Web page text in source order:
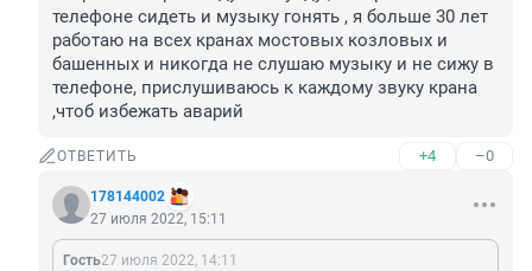
телефоне сидеть и музыку гонять , я больше 30 лет
работаю на всех кранах мостовых козловых и
башенных и никогда не слушаю музыку и не сижу в
телефоне, прислушиваюсь к каждому звуку крана
,чтоб избежать аварий
ОТВЕТИТЬ +4 –0
178144002
27 июля 2022, 15:11
Гость27 июля 2022, 14:11